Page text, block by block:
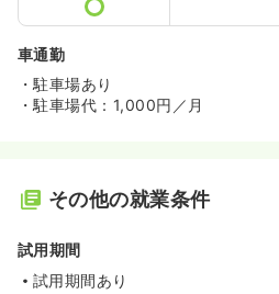
車通勤
・駐車場あり
・駐車場代：1,000円／月
その他の就業条件
試用期間
試用期間あり